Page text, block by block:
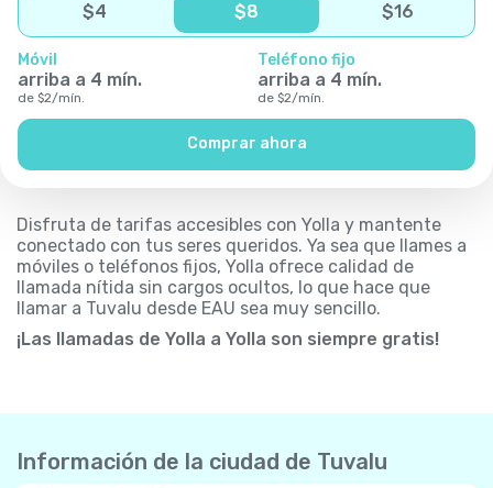
$4 $8 $16
Móvil
arriba a 4 mín.
de $2/mín.
Teléfono fijo
arriba a 4 mín.
de $2/mín.
Comprar ahora
Disfruta de tarifas accesibles con Yolla y mantente
conectado con tus seres queridos. Ya sea que llames a
móviles o teléfonos fijos, Yolla ofrece calidad de
llamada nítida sin cargos ocultos, lo que hace que
llamar a Tuvalu desde EAU sea muy sencillo.
¡Las llamadas de Yolla a Yolla son siempre gratis!
Información de la ciudad de Tuvalu